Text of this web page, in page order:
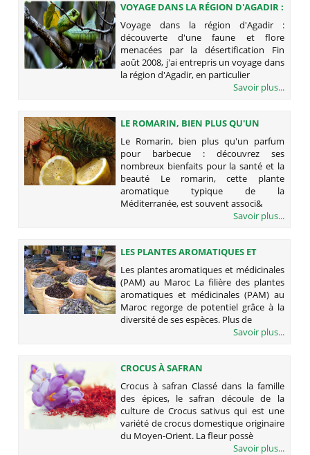
VOYAGE DANS LA RÉGION D'AGADIR :
DÉCOUVERTE D'UNE FAUNE ET FLORE
MENACÉES PAR LA DÉSERTIFICATION
Voyage dans la région d'Agadir :
découverte d'une faune et flore
menacées par la désertification Fin
août 2008, j'ai entrepris un voyage dans
la région d'Agadir, en particulier
Savoir plus...
LE ROMARIN, BIEN PLUS QU'UN
PARFUM POUR BARBECUE :
DÉCOUVREZ SES NOMBREUX
BIENFAITS POUR LA SANTÉ ET LA
BEAUTÉ
Le Romarin, bien plus qu'un parfum
pour barbecue : découvrez ses
nombreux bienfaits pour la santé et la
beauté Le romarin, cette plante
aromatique typique de la
Méditerranée, est souvent associ&
Savoir plus...
LES PLANTES AROMATIQUES ET
MÉDICINALES (PAM) AU MAROC
Les plantes aromatiques et médicinales
(PAM) au Maroc La filière des plantes
aromatiques et médicinales (PAM) au
Maroc regorge de potentiel grâce à la
diversité de ses espèces. Plus de
Savoir plus...
CROCUS À SAFRAN
Crocus à safran Classé dans la famille
des épices, le safran découle de la
culture de Crocus sativus qui est une
variété de crocus domestique originaire
du Moyen-Orient. La fleur possè
Savoir plus...